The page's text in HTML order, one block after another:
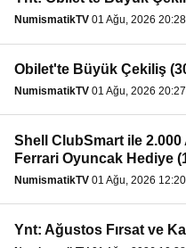
NumismatikTV 01 Ağu, 2026
Obilet'te Büyük Çekiliş
NumismatikTV 01 Ağu, 2026
Shell ClubSmart ile
Ferrari Oyuncak Hediye
NumismatikTV 01 Ağu, 2026
Ynt: Ağustos Fırsat ve